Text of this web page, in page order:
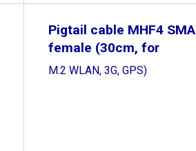
Pigtail cable MHF4 SMA
female (30cm, for
M.2 WLAN, 3G, GPS)